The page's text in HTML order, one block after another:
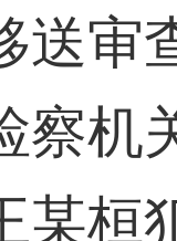
送审
察机
某桓